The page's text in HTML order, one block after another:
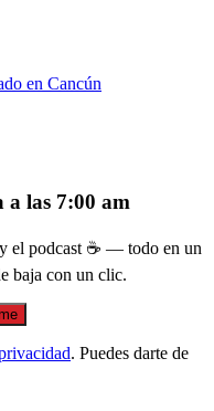
en Cancún
a las 7:00 am
el podcast ☕ — todo en un
baja con un clic.
. Puedes darte de